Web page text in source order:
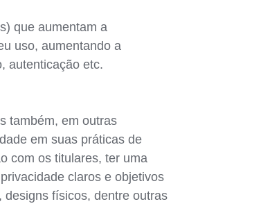
que aumentam a
uso, aumentando a
autenticação etc.
também, em outras
em suas práticas de
com os titulares, ter uma
claros e objetivos
designs físicos, dentre outras